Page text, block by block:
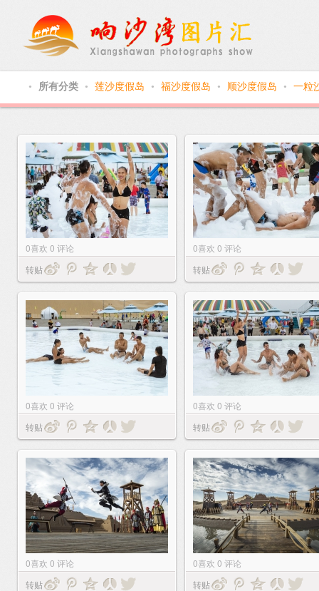
● 所有分类 ● 莲沙度假岛 ● 福沙度假岛 ● 顺沙度假岛 ● 一粒
0喜欢 0 评论
转贴
0喜欢 0 评论
转贴
0喜欢 0 评论
转贴
0喜欢 0 评论
转贴
0喜欢 0 评论
转贴
0喜欢 0 评论
转贴